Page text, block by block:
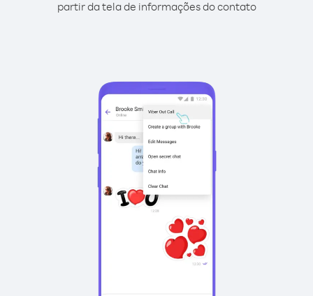
partir da tela de informações do contato